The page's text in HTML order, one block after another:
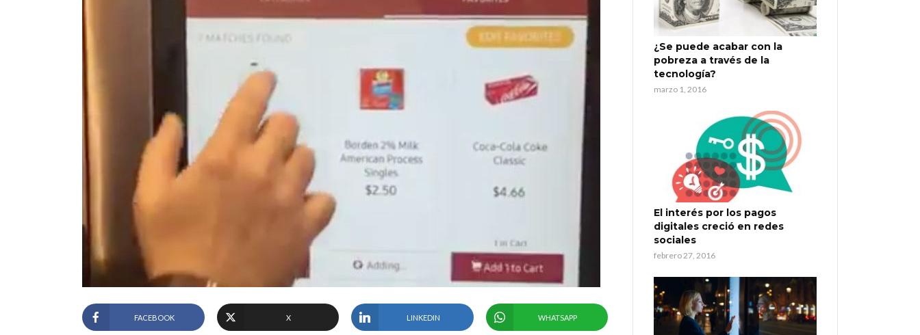
FACEBOOK X LINKEDIN WHATSAPP
¿Se puede acabar con la
pobreza a través de la
tecnología?
marzo 1, 2016
El interés por los pagos
digitales creció en redes
sociales
febrero 27, 2016